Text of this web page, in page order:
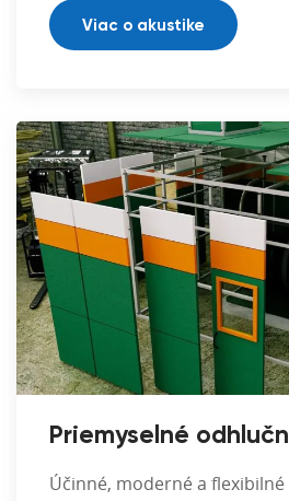
Viac o akustike
Priemyselné
Účinné, moderné a